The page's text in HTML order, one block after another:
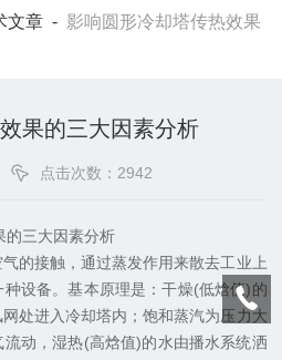
文章 - 影响圆形冷却塔传热效果
果的三大因素分析
点击次数：2942
三大因素分析
的接触，通过蒸发作用来散去工业上
设备。基本原理是：干燥(低焓值)的
处进入冷却塔内；饱和蒸汽为压力大
动，湿热(高焓值)的水由播水系统洒